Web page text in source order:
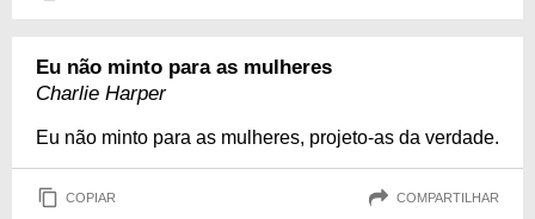
Eu não minto para as mulheres
Charlie Harper
Eu não minto para as mulheres, projeto-as da verdade.
COPIAR COMPARTILHAR